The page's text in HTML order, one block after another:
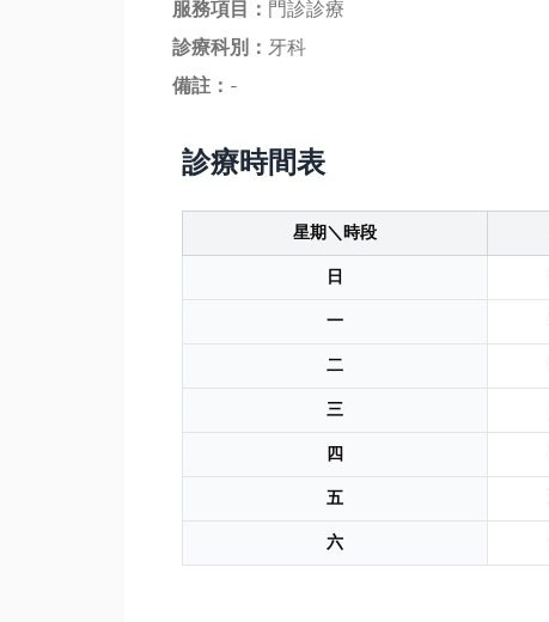
服務項目： 門診診療
診療科別： 牙科
備註： -
診療時間表
星期＼時段
日
一
二
三
四
五
六